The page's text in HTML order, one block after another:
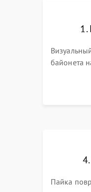
1.
байонета
Проверка
Пайка